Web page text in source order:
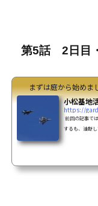
第5話 2日目
まずは庭から始めま
小松基地
https://
前回の記事で
するも、油断
ビデオカメラ